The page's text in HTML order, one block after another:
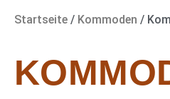
Startseite / Kommoden /